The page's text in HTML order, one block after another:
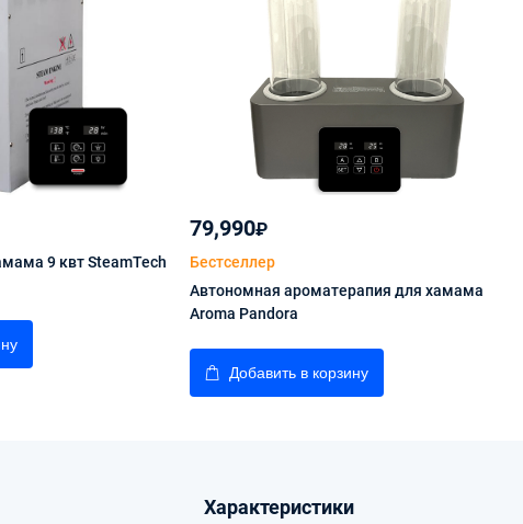
9 квт SteamTech
79,990₽
Бестселлер
Автономная ароматерапия для хамама
Aroma Pandora
Добавить в корзину
Характеристики